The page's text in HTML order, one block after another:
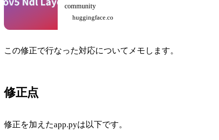
community
huggingface.co
この修正で行なった対応についてメモします。
修正点
修正を加えたapp.pyは以下です。